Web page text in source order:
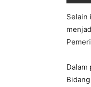
Selain
Dalam